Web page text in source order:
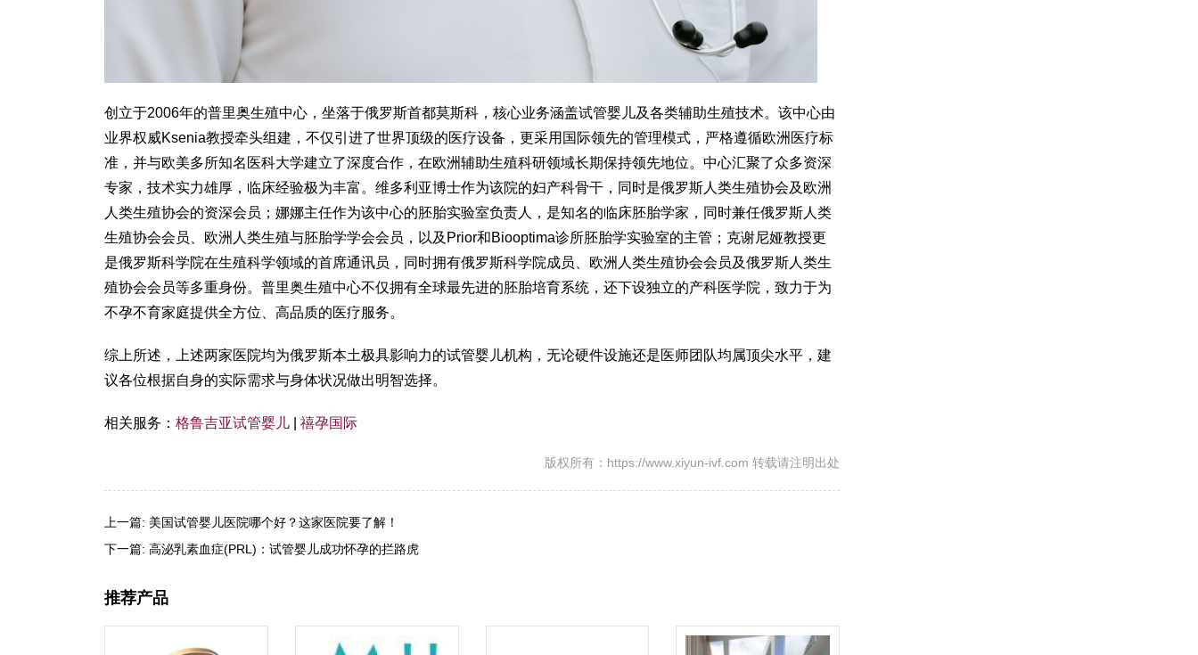
创立于2006年的普里奥生殖中心，坐落于俄罗斯首都莫斯科，核心业务涵盖试管婴儿及各类辅助生殖技术。该中心由
业界权威Ksenia教授牵头组建，不仅引进了世界顶级的医疗设备，更采用国际领先的管理模式，严格遵循欧洲医疗标
准，并与欧美多所知名医科大学建立了深度合作，在欧洲辅助生殖科研领域长期保持领先地位。中心汇聚了众多资深
专家，技术实力雄厚，临床经验极为丰富。维多利亚博士作为该院的妇产科骨干，同时是俄罗斯人类生殖协会及欧洲
人类生殖协会的资深会员；娜娜主任作为该中心的胚胎实验室负责人，是知名的临床胚胎学家，同时兼任俄罗斯人类
生殖协会会员、欧洲人类生殖与胚胎学学会会员，以及Prior和Biooptima诊所胚胎学实验室的主管；克谢尼娅教授更
是俄罗斯科学院在生殖科学领域的首席通讯员，同时拥有俄罗斯科学院成员、欧洲人类生殖协会会员及俄罗斯人类生
殖协会会员等多重身份。普里奥生殖中心不仅拥有全球最先进的胚胎培育系统，还下设独立的产科医学院，致力于为
不孕不育家庭提供全方位、高品质的医疗服务。
综上所述，上述两家医院均为俄罗斯本土极具影响力的试管婴儿机构，无论硬件设施还是医师团队均属顶尖水平，建
议各位根据自身的实际需求与身体状况做出明智选择。
相关服务： 格鲁吉亚试管婴儿 禧孕国际
版权所有：https://www.xiyun-ivf.com 转载请注明出处
上一篇: 美国试管婴儿医院哪个好？这家医院要了解！
下一篇: 高泌乳素血症(PRL)：试管婴儿成功怀孕的拦路虎
推荐产品